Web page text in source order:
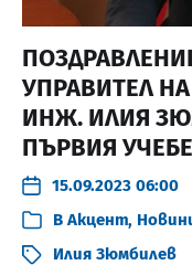
УПРАВИТЕЛ
ИНЖ. ИЛИЯ
ПЪРВИЯ
15.09.2023 06:00
В Акцент,
Илия Зюмбилев